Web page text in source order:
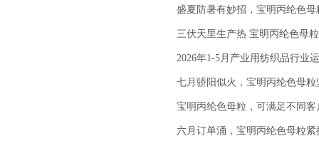
盛夏防暑有妙招，宝明丙纶色
三伏天里生产热 宝明丙纶色母
2026年1-5月产业用纺织品行业
七月骄阳似火，宝明丙纶色母
宝明丙纶色母粒，可满足不同
六月订单涌，宝明丙纶色母粒